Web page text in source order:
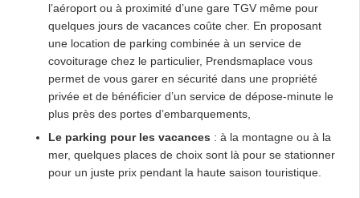
l’aéroport ou à proximité d’une gare TGV même pour
quelques jours de vacances coûte cher. En proposant
une location de parking combinée à un service de
covoiturage chez le particulier, Prendsmaplace vous
permet de vous garer en sécurité dans une propriété
privée et de bénéficier d’un service de dépose-minute le
plus près des portes d’embarquements,
Le parking pour les vacances : à la montagne ou à la
mer, quelques places de choix sont là pour se stationner
pour un juste prix pendant la haute saison touristique.